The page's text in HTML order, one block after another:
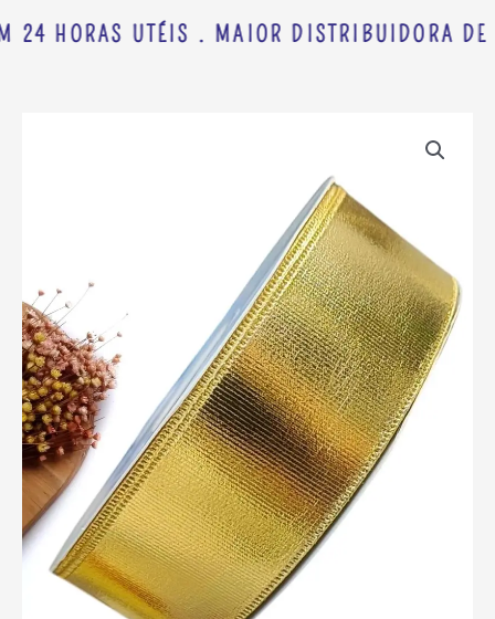
24 HORAS UTÉIS . MAIOR DISTRIBUIDORA DE